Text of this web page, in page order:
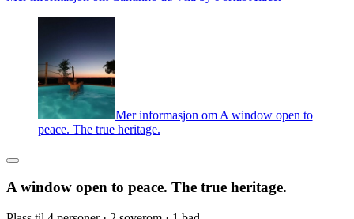
Mer informasjon om A window open to
peace. The true heritage.
A window open to peace. The true heritage.